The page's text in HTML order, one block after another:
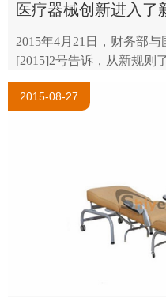
医疗器械创新进入了
2015年4月21日，财务部
[2015]2号告诉，从新规则
业性免费项目。该《告诉
干的项目次要：注册请求
2015-08-27